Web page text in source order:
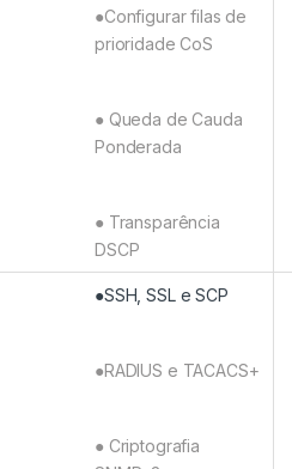
●Configurar filas de
prioridade CoS
● Queda de Cauda
Ponderada
● Transparência
DSCP
●SSH, SSL e SCP
●RADIUS e TACACS+
● Criptografia